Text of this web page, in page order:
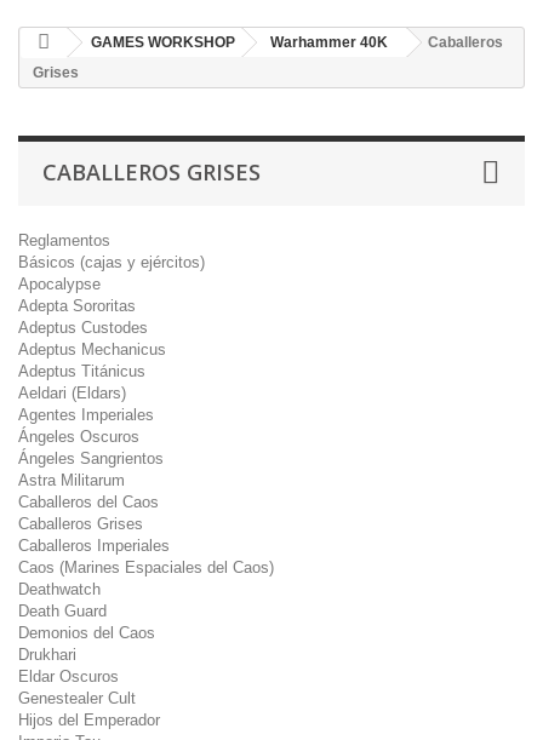
GAMES WORKSHOP Warhammer 40K
Caballeros
Grises
CABALLEROS GRISES
Reglamentos
Básicos (cajas y ejércitos)
Apocalypse
Adepta Sororitas
Adeptus Custodes
Adeptus Mechanicus
Adeptus Titánicus
Aeldari (Eldars)
Agentes Imperiales
Ángeles Oscuros
Ángeles Sangrientos
Astra Militarum
Caballeros del Caos
Caballeros Grises
Caballeros Imperiales
Caos (Marines Espaciales del Caos)
Deathwatch
Death Guard
Demonios del Caos
Drukhari
Eldar Oscuros
Genestealer Cult
Hijos del Emperador